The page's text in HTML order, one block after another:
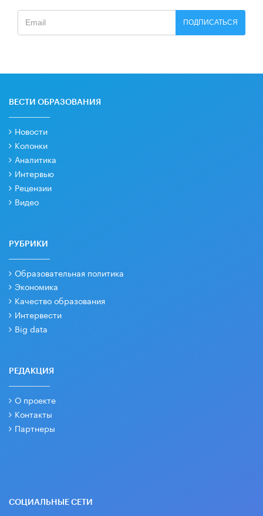
ПОДПИСАТЬСЯ
ВЕСТИ ОБРАЗОВАНИЯ
Новости
Колонки
Аналитика
Интервью
Рецензии
Видео
РУБРИКИ
Образовательная политика
Экономика
Качество образования
Интервести
Big data
РЕДАКЦИЯ
О проекте
Контакты
Партнеры
СОЦИАЛЬНЫЕ СЕТИ